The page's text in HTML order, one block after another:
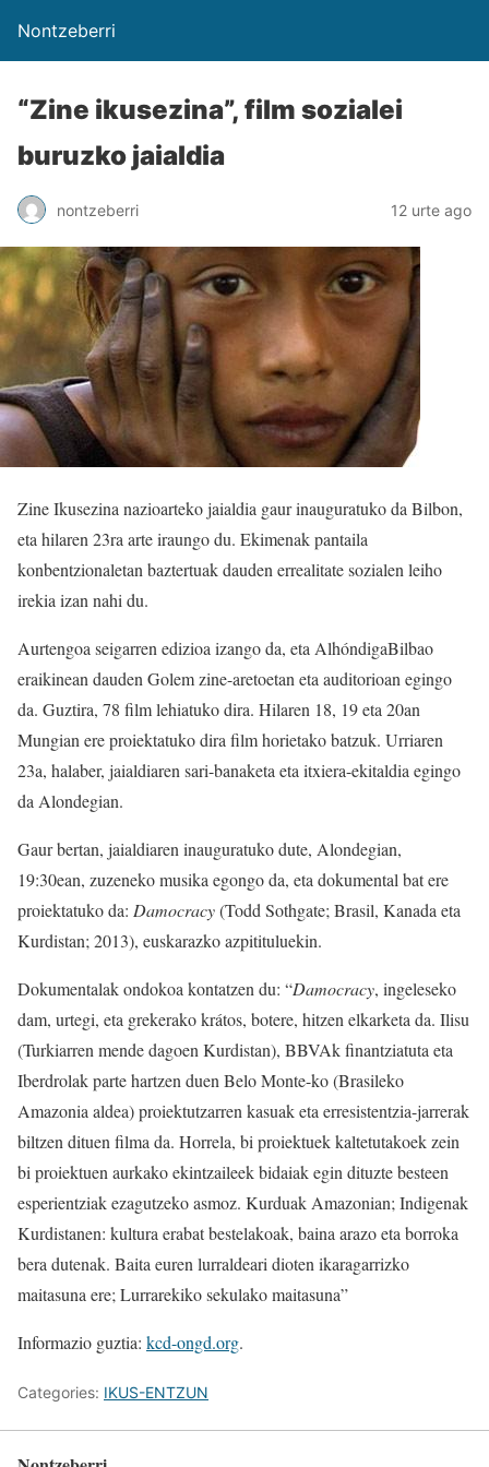
Nontzeberri
“Zine ikusezina”, film sozialei
buruzko jaialdia
nontzeberri 12 urte ago
Zine Ikusezina nazioarteko jaialdia gaur inauguratuko da Bilbon,
eta hilaren 23ra arte iraungo du. Ekimenak pantaila
konbentzionaletan baztertuak dauden errealitate sozialen leiho
irekia izan nahi du.
Aurtengoa seigarren edizioa izango da, eta AlhóndigaBilbao
eraikinean dauden Golem zine-aretoetan eta auditorioan egingo
da. Guztira, 78 film lehiatuko dira. Hilaren 18, 19 eta 20an
Mungian ere proiektatuko dira film horietako batzuk. Urriaren
23a, halaber, jaialdiaren sari-banaketa eta itxiera-ekitaldia egingo
da Alondegian.
Gaur bertan, jaialdiaren inauguratuko dute, Alondegian,
19:30ean, zuzeneko musika egongo da, eta dokumental bat ere
proiektatuko da: Damocracy(Todd Sothgate; Brasil, Kanada eta
Kurdistan; 2013), euskarazko azpitituluekin.
Dokumentalak ondokoa kontatzen du: “Damocracy, ingeleseko
dam, urtegi, eta grekerako krátos, botere, hitzen elkarketa da. Ilisu
(Turkiarren mende dagoen Kurdistan), BBVAk finantziatuta eta
Iberdrolak parte hartzen duen Belo Monte-ko (Brasileko
Amazonia aldea) proiektutzarren kasuak eta erresistentzia-jarrerak
biltzen dituen filma da. Horrela, bi proiektuek kaltetutakoek zein
bi proiektuen aurkako ekintzaileek bidaiak egin dituzte besteen
esperientziak ezagutzeko asmoz. Kurduak Amazonian; Indigenak
Kurdistanen: kultura erabat bestelakoak, baina arazo eta borroka
bera dutenak. Baita euren lurraldeari dioten ikaragarrizko
maitasuna ere; Lurrarekiko sekulako maitasuna”
Informazio guztia: kcd-ongd.org.
Categories: IKUS-ENTZUN